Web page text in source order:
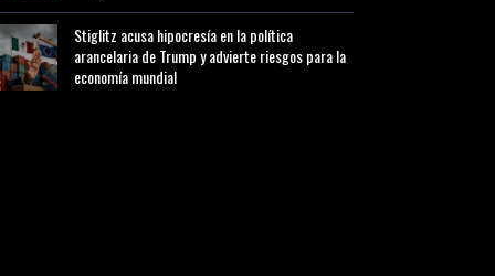
Stiglitz acusa hipocresía en la política
arancelaria de Trump y advierte riesgos para la
economía mundial